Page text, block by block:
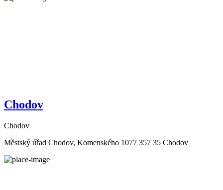
Chodov
Chodov
Městský úřad Chodov, Komenského 1077 357 35 Chodov